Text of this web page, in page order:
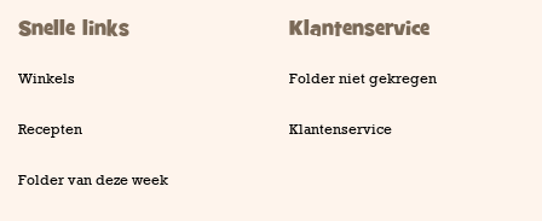
Snelle links
Winkels
Recepten
Folder van deze week
Klantenservice
Folder niet gekregen
Klantenservice